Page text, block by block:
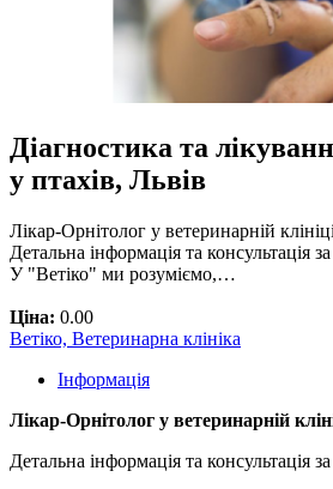
Діагностика та
у птахів, Львів
Лікар-Орнітолог у ветеринарній
Детальна інформація та консультація
У "Ветіко" ми розуміємо,…
Ціна: 0.00
Ветіко, Ветеринарна клініка
Інформація
Лікар-Орнітолог у ветеринарній
Детальна інформація та консультація